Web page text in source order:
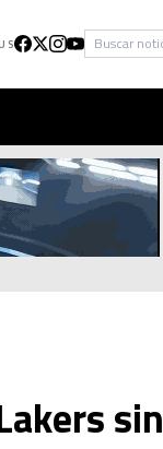
Buscar
sin